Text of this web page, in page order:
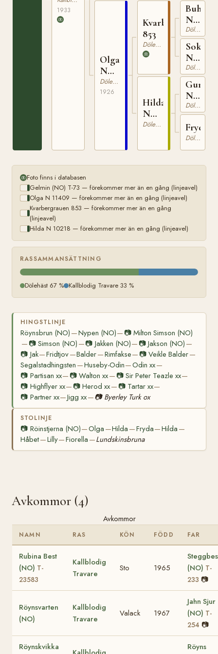
1933
Olga
N
11409
Dölehäst
1926
Kvarbergrauen
853
Dölehäst
Hilda
N
10218
Dölehäst
N
1007
Dölehäst
Sokka
N
7913
Dölehäst
Gurre
N
788
Dölehäst
Fryda
Dölehäst
Foto finns i databasen
Gelmin (NO) T-73 — förekommer mer än en gång (linjeavel)
Olga N 11409 — förekommer mer än en gång (linjeavel)
Kvarbergrauen 853 — förekommer mer än en gång
(linjeavel)
Hilda N 10218 — förekommer mer än en gång (linjeavel)
RASSAMMANSÄTTNING
Dölehäst 67 % Kallblodig Travare 33 %
HINGSTLINJE
Röynsbrun (NO) —Nypen (NO)— 📷Milton Simson (NO)
— 📷Simson (NO) —📷 Jakken (NO)— 📷Jakson (NO) —
📷 Jak—Fridtjov—Balder—Rimfakse— 📷Veikle Balder—
Segalstadhingsten —Huseby-Odin—Odin xx—
📷 Partisan xx— 📷Walton xx— 📷 Sir Peter Teazle xx—
📷 Highflyer xx— 📷Herod xx— 📷 Tartar xx—
📷 Partner xx—Jigg xx—📷 Byerley Turk ox
STOLINJE
📷 Röinstjerna (NO)—Olga —Hilda —Fryda—Hilda —
Håbet—Lilly—Fiorella —Lundskinsbruna
Avkommor (4)
Avkommor
NAMN RAS KÖN FÖDD FAR
Rubina Best
(NO) T-
23583
Kallblodig
Travare
Sto 1965
(NO) T-
233 📷
Röynsvarten
(NO)
Kallblodig
Travare
Valack 1967
Jahn Sjur
(NO) T-
254 📷
Röynskvikka
Röyns